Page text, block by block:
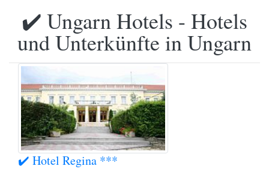
✔️ Ungarn Hotels - Hotels
und Unterkünfte in Ungarn
✔️ Hotel Regina ***